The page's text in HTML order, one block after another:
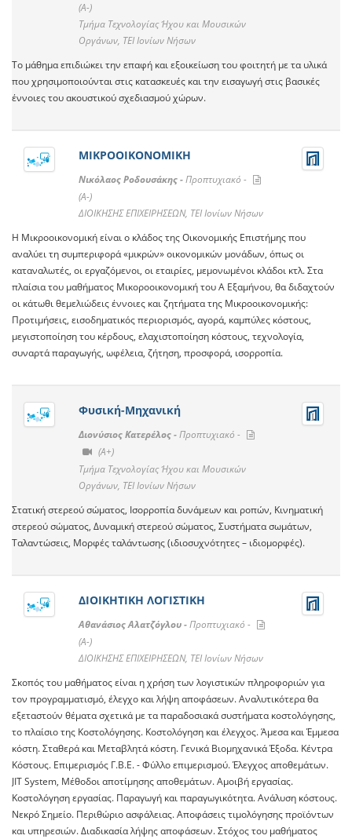
(A-)
Τμήμα Τεχνολογίας Ήχου και Μουσικών
Οργάνων, ΤΕΙ Ιονίων Νήσων
Το μάθημα επιδιώκει την επαφή και εξοικείωση του φοιτητή με τα υλικά
που χρησιμοποιούνται στις κατασκευές και την εισαγωγή στις βασικές
έννοιες του ακουστικού σχεδιασμού χώρων.
ΜΙΚΡΟΟΙΚΟΝΟΜΙΚΗ
Νικόλαος Ροδουσάκης -Προπτυχιακό -
(A-)
ΔΙΟΙΚΗΣΗΣ ΕΠΙΧΕΙΡΗΣΕΩΝ, ΤΕΙ Ιονίων Νήσων
Η Μικροοικονομική είναι ο κλάδος της Οικονομικής Επιστήμης που
αναλύει τη συμπεριφορά «μικρών» οικονομικών μονάδων, όπως οι
καταναλωτές, οι εργαζόμενοι, οι εταιρίες, μεμονωμένοι κλάδοι κτλ. Στα
πλαίσια του μαθήματος Μικοροοικονομική του Α Εξαμήνου, θα διδαχτούν
οι κάτωθι θεμελιώδεις έννοιες και ζητήματα της Μικροοικονομικής:
Προτιμήσεις, εισοδηματικός περιορισμός, αγορά, καμπύλες κόστους,
μεγιστοποίηση του κέρδους, ελαχιστοποίηση κόστους, τεχνολογία,
συναρτά παραγωγής, ωφέλεια, ζήτηση, προσφορά, ισορροπία.
Φυσική-Μηχανική
Διονύσιος Κατερέλος -Προπτυχιακό -
(A+)
Τμήμα Τεχνολογίας Ήχου και Μουσικών
Οργάνων, ΤΕΙ Ιονίων Νήσων
Στατική στερεού σώματος, Ισορροπία δυνάμεων και ροπών, Κινηματική
στερεού σώματος, Δυναμική στερεού σώματος, Συστήματα σωμάτων,
Ταλαντώσεις, Μορφές ταλάντωσης (ιδιοσυχνότητες – ιδιομορφές).
ΔΙΟΙΚΗΤΙΚΗ ΛΟΓΙΣΤΙΚΗ
Αθανάσιος Αλατζόγλου -Προπτυχιακό -
(A-)
ΔΙΟΙΚΗΣΗΣ ΕΠΙΧΕΙΡΗΣΕΩΝ, ΤΕΙ Ιονίων Νήσων
Σκοπός του μαθήματος είναι η χρήση των λογιστικών πληροφοριών για
τον προγραμματισμό, έλεγχο και λήψη αποφάσεων. Αναλυτικότερα θα
εξεταστούν θέματα σχετικά με τα παραδοσιακά συστήματα κοστολόγησης,
το πλαίσιο της Κοστολόγησης. Κοστολόγηση και έλεγχος. Άμεσα και Έμμεσα
κόστη. Σταθερά και Μεταβλητά κόστη. Γενικά Βιομηχανικά Έξοδα. Κέντρα
Κόστους. Επιμερισμός Γ.Β.Ε. - Φύλλο επιμερισμού. Έλεγχος αποθεμάτων.
JIT System, Μέθοδοι αποτίμησης αποθεμάτων. Αμοιβή εργασίας.
Κοστολόγηση εργασίας. Παραγωγή και παραγωγικότητα. Ανάλυση κόστους.
Νεκρό Σημείο. Περιθώριο ασφάλειας. Αποφάσεις τιμολόγησης προϊόντων
και υπηρεσιών. Διαδικασία λήψης αποφάσεων. Στόχος του μαθήματος